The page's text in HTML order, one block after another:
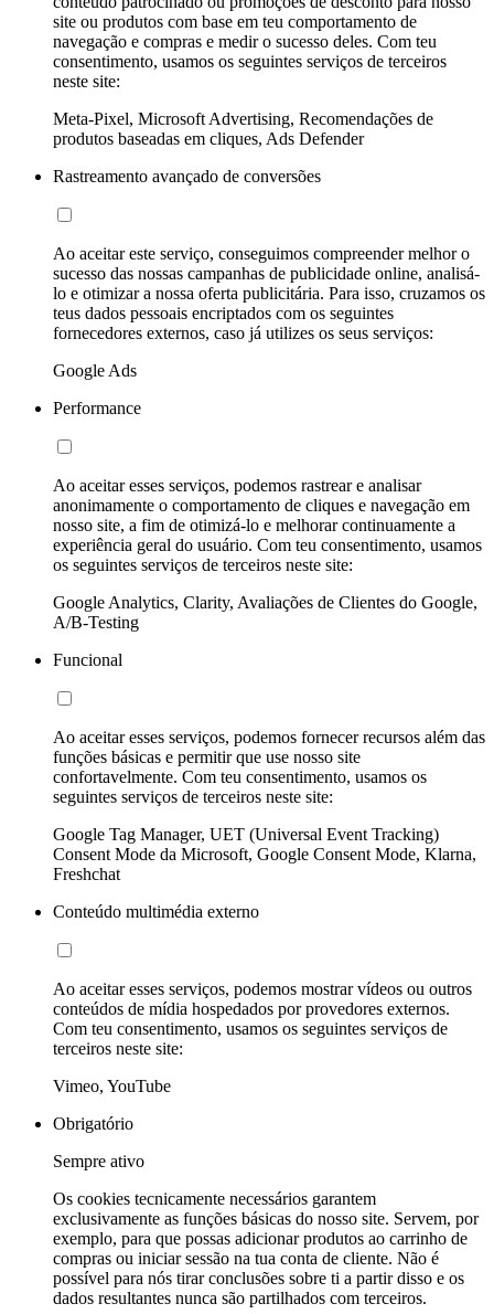
site ou produtos com base em teu comportamento de
navegação e compras e medir o sucesso deles. Com teu
consentimento, usamos os seguintes serviços de terceiros
neste site:
Meta-Pixel, Microsoft Advertising, Recomendações de
produtos baseadas em cliques, Ads Defender
Rastreamento avançado de conversões
Ao aceitar este serviço, conseguimos compreender melhor o
sucesso das nossas campanhas de publicidade online, analisá-
lo e otimizar a nossa oferta publicitária. Para isso, cruzamos os
teus dados pessoais encriptados com os seguintes
fornecedores externos, caso já utilizes os seus serviços:
Google Ads
Performance
Ao aceitar esses serviços, podemos rastrear e analisar
anonimamente o comportamento de cliques e navegação em
nosso site, a fim de otimizá-lo e melhorar continuamente a
experiência geral do usuário. Com teu consentimento, usamos
os seguintes serviços de terceiros neste site:
Google Analytics, Clarity, Avaliações de Clientes do Google,
A/B-Testing
Funcional
Ao aceitar esses serviços, podemos fornecer recursos além das
funções básicas e permitir que use nosso site
confortavelmente. Com teu consentimento, usamos os
seguintes serviços de terceiros neste site:
Google Tag Manager, UET (Universal Event Tracking)
Consent Mode da Microsoft, Google Consent Mode, Klarna,
Freshchat
Conteúdo multimédia externo
Ao aceitar esses serviços, podemos mostrar vídeos ou outros
conteúdos de mídia hospedados por provedores externos.
Com teu consentimento, usamos os seguintes serviços de
terceiros neste site:
Vimeo, YouTube
Obrigatório
Sempre ativo
Os cookies tecnicamente necessários garantem
exclusivamente as funções básicas do nosso site. Servem, por
exemplo, para que possas adicionar produtos ao carrinho de
compras ou iniciar sessão na tua conta de cliente. Não é
possível para nós tirar conclusões sobre ti a partir disso e os
dados resultantes nunca são partilhados com terceiros.